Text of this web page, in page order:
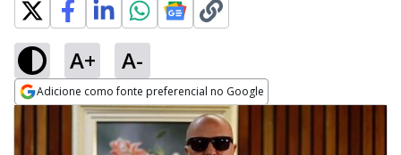
A+ A-
Adicione como fonte preferencial no Google
Opens in new window